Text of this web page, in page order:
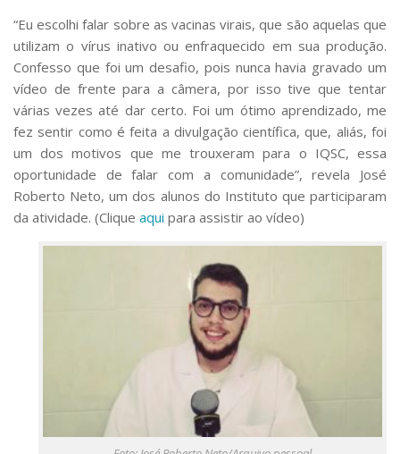
“Eu escolhi falar sobre as vacinas virais, que são aquelas que
utilizam o vírus inativo ou enfraquecido em sua produção.
Confesso que foi um desafio, pois nunca havia gravado um
vídeo de frente para a câmera, por isso tive que tentar
várias vezes até dar certo. Foi um ótimo aprendizado, me
fez sentir como é feita a divulgação científica, que, aliás, foi
um dos motivos que me trouxeram para o IQSC, essa
oportunidade de falar com a comunidade”, revela José
Roberto Neto, um dos alunos do Instituto que participaram
da atividade. (Clique aqui para assistir ao vídeo)